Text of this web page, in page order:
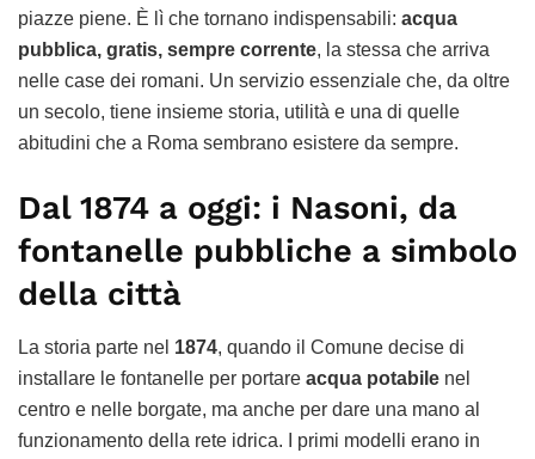
piazze piene. È lì che tornano indispensabili: acqua
pubblica, gratis, sempre corrente, la stessa che arriva
nelle case dei romani. Un servizio essenziale che, da oltre
un secolo, tiene insieme storia, utilità e una di quelle
abitudini che a Roma sembrano esistere da sempre.
Dal 1874 a oggi: i Nasoni, da
fontanelle pubbliche a simbolo
della città
La storia parte nel 1874, quando il Comune decise di
installare le fontanelle per portare acqua potabile nel
centro e nelle borgate, ma anche per dare una mano al
funzionamento della rete idrica. I primi modelli erano in